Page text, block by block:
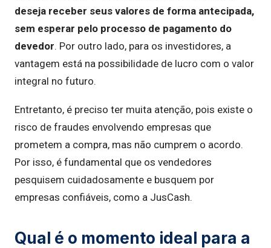
deseja receber seus valores de forma antecipada,
sem esperar pelo processo de pagamento do
devedor. Por outro lado, para os investidores, a
vantagem está na possibilidade de lucro com o valor
integral no futuro.
Entretanto, é preciso ter muita atenção, pois existe o
risco de fraudes envolvendo empresas que
prometem a compra, mas não cumprem o acordo.
Por isso, é fundamental que os vendedores
pesquisem cuidadosamente e busquem por
empresas confiáveis, como a JusCash.
Qual é o momento ideal para a